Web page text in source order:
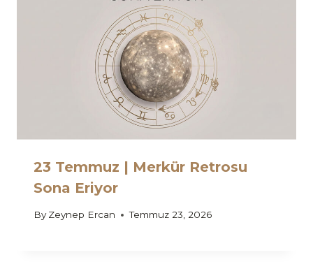
23 Temmuz | Merkür Retrosu
Sona Eriyor
By Zeynep Ercan Temmuz 23, 2026